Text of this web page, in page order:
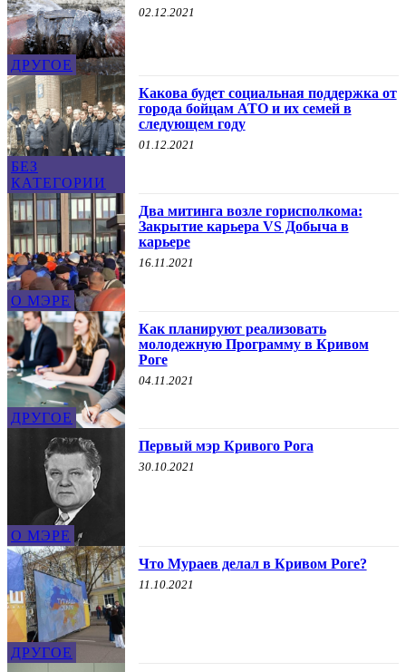
ДРУГОЕ
02.12.2021
БЕЗ
КАТЕГОРИИ
Какова будет социальная поддержка от
города бойцам АТО и их семей в
следующем году
01.12.2021
О МЭРЕ
Два митинга возле горисполкома:
Закрытие карьера VS Добыча в
карьере
16.11.2021
ДРУГОЕ
Как планируют реализовать
молодежную Программу в Кривом
Роге
04.11.2021
О МЭРЕ
Первый мэр Кривого Рога
30.10.2021
ДРУГОЕ
Что Мураев делал в Кривом Роге?
11.10.2021